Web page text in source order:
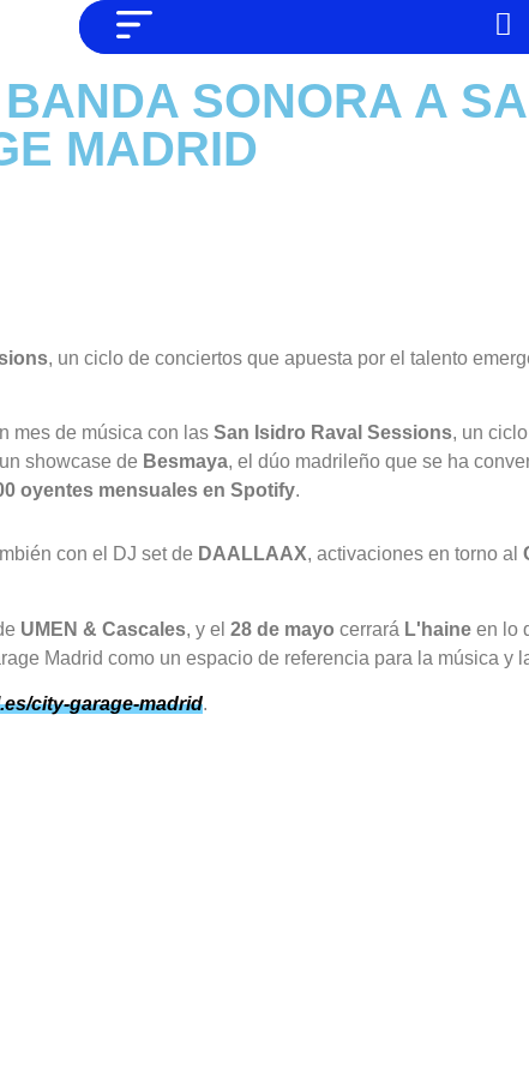
Noticias
Tendencias
Entrevistas
Barras Del Mes
TAMBIÉN TE PODEMOS AYUDAR
SONORA A
MADRID
, un ciclo de conciertos que apuesta por el talento
mes de música con las San Isidro Raval Sessions, un
showcase de Besmaya, el dúo madrileño que se ha
oyentes mensuales en Spotify.
con el DJ set de DAALLAAX, activaciones en torno al
UMEN & Cascales, y el 28 de mayo cerrará L'haine en lo
Madrid como un espacio de referencia para la música y
city-garage-madrid.